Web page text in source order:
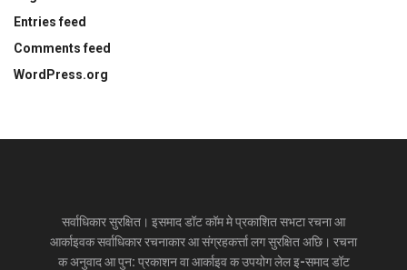
Entries feed
Comments feed
WordPress.org
सर्वाधिकार सुरक्षित। इसमाद डॉट कॉम मे प्रकाशित सभटा रचना आ
आर्काइवक सर्वाधिकार रचनाकार आ संग्रहकर्त्ता लग सुरक्षित अछि। रचना
क अनुवाद आ पुन: प्रकाशन वा आर्काइव क उपयोग लेल इ-समाद डॉट